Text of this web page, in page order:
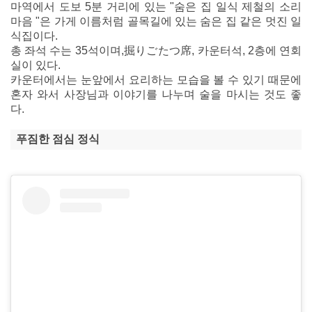
마역에서 도보 5분 거리에 있는 "숨은 집 일식 제철의 소리
마음 "은 가게 이름처럼 골목길에 있는 숨은 집 같은 멋진 일
식집이다.
총 좌석 수는 35석이며,掘りごたつ席, 카운터석, 2층에 연회
실이 있다.
카운터에서는 눈앞에서 요리하는 모습을 볼 수 있기 때문에
혼자 와서 사장님과 이야기를 나누며 술을 마시는 것도 좋
다.
푸짐한 점심 정식